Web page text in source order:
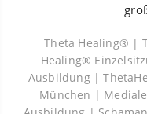
Theta Healing® |
Healing®
Ausbildung |
München |